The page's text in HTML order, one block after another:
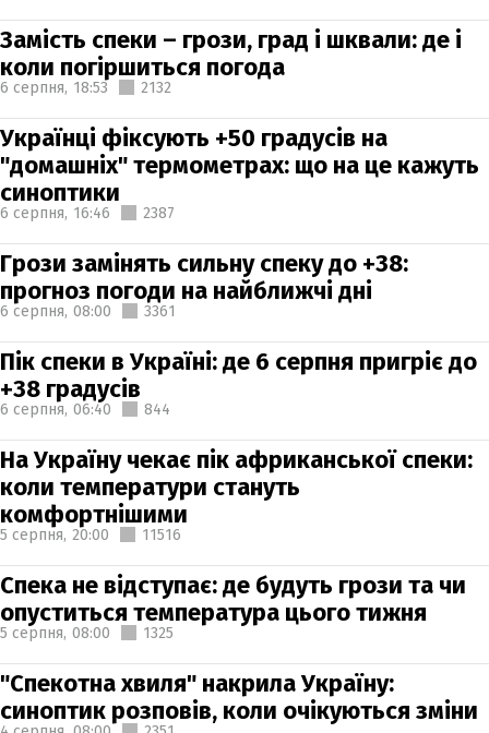
Замість спеки – грози, град і шквали: де і
коли погіршиться погода
6 серпня, 18:53 2132
Українці фіксують +50 градусів на
"домашніх" термометрах: що на це кажуть
синоптики
6 серпня, 16:46 2387
Грози замінять сильну спеку до +38:
прогноз погоди на найближчі дні
6 серпня, 08:00 3361
Пік спеки в Україні: де 6 серпня пригріє до
+38 градусів
6 серпня, 06:40 844
На Україну чекає пік африканської спеки:
коли температури стануть
комфортнішими
5 серпня, 20:00 11516
Спека не відступає: де будуть грози та чи
опуститься температура цього тижня
5 серпня, 08:00 1325
"Спекотна хвиля" накрила Україну:
синоптик розповів, коли очікуються зміни